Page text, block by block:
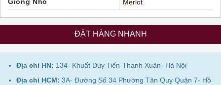
Giống Nho
Merlot
ĐẶT HÀNG NHANH
Địa chỉ HN: 134- Khuất Duy Tiến-Thanh Xuân- Hà Nội
Địa chỉ HCM: 3A- Đường Số 34 Phường Tân Quy Quận 7- Hồ